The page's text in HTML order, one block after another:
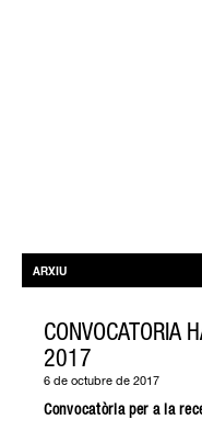
ARXIU
CONVOCATORIA
2017
6 de octubre de 2017
Convocatòria per a la